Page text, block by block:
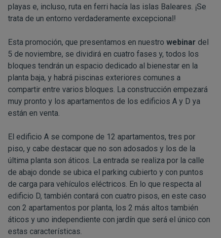
playas e, incluso, ruta en ferri hacía las islas Baleares. ¡Se
trata de un entorno verdaderamente excepcional!
Esta promoción, que presentamos en nuestro webinar del
5 de noviembre, se dividirá en cuatro fases y, todos los
bloques tendrán un espacio dedicado al bienestar en la
planta baja, y habrá piscinas exteriores comunes a
compartir entre varios bloques. La construcción empezará
muy pronto y los apartamentos de los edificios A y D ya
están en venta.
El edificio A se compone de 12 apartamentos, tres por
piso, y cabe destacar que no son adosados y los de la
última planta son áticos. La entrada se realiza por la calle
de abajo donde se ubica el parking cubierto y con puntos
de carga para vehículos eléctricos. En lo que respecta al
edificio D, también contará con cuatro pisos, en este caso
con 2 apartamentos por planta, los 2 más altos también
áticos y uno independiente con jardín que será el único con
estas características.